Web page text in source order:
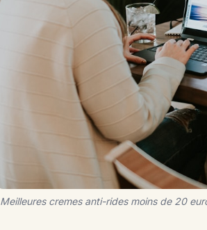
Meilleures cremes anti-rides moins de 20